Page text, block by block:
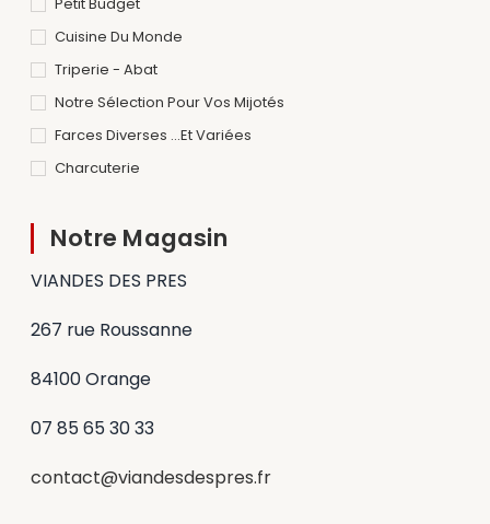
Cuisine Du Monde
Triperie - Abat
Notre Sélection Pour Vos Mijotés
Farces Diverses ...et Variées
Charcuterie
Notre Magasin
VIANDES DES PRES
267 rue Roussanne
84100 Orange
07 85 65 30 33
contact@viandesdespres.fr